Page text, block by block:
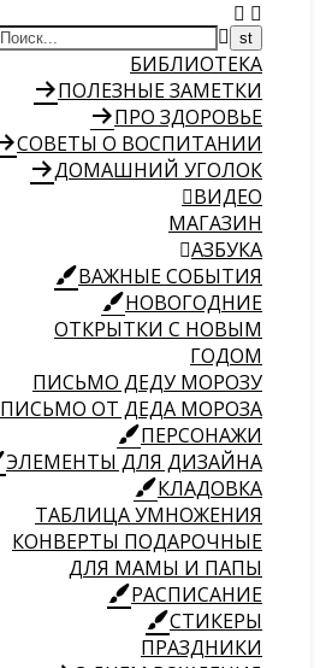
БИБЛИОТЕКА
ПОЛЕЗНЫЕ ЗАМЕТКИ
ПРО ЗДОРОВЬЕ
СОВЕТЫ О ВОСПИТАНИИ
ДОМАШНИЙ УГОЛОК
ВИДЕО
МАГАЗИН
АЗБУКА
ВАЖНЫЕ СОБЫТИЯ
НОВОГОДНИЕ
ОТКРЫТКИ С НОВЫМ
ГОДОМ
ПИСЬМО ДЕДУ МОРОЗУ
ПИСЬМО ОТ ДЕДА МОРОЗА
ПЕРСОНАЖИ
ЭЛЕМЕНТЫ ДЛЯ ДИЗАЙНА
КЛАДОВКА
ТАБЛИЦА УМНОЖЕНИЯ
КОНВЕРТЫ ПОДАРОЧНЫЕ
ДЛЯ МАМЫ И ПАПЫ
РАСПИСАНИЕ
СТИКЕРЫ
ПРАЗДНИКИ